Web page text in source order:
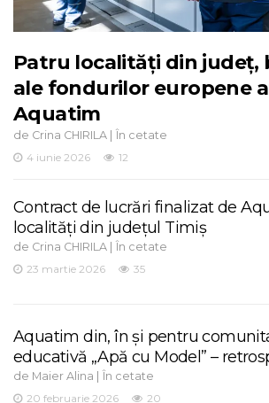
Patru localități din județ,
ale fondurilor europene
Aquatim
de Crina CHIRILA | În cetate
4 iunie 2026
12
Contract de lucrări finalizat de
localități din județul Timiș
de Crina CHIRILA | În cetate
23 martie 2026
35
Aquatim din, în și pentru
educativă „Apă cu Model” –
de Maier Alina | În cetate
20 februarie 2026
20